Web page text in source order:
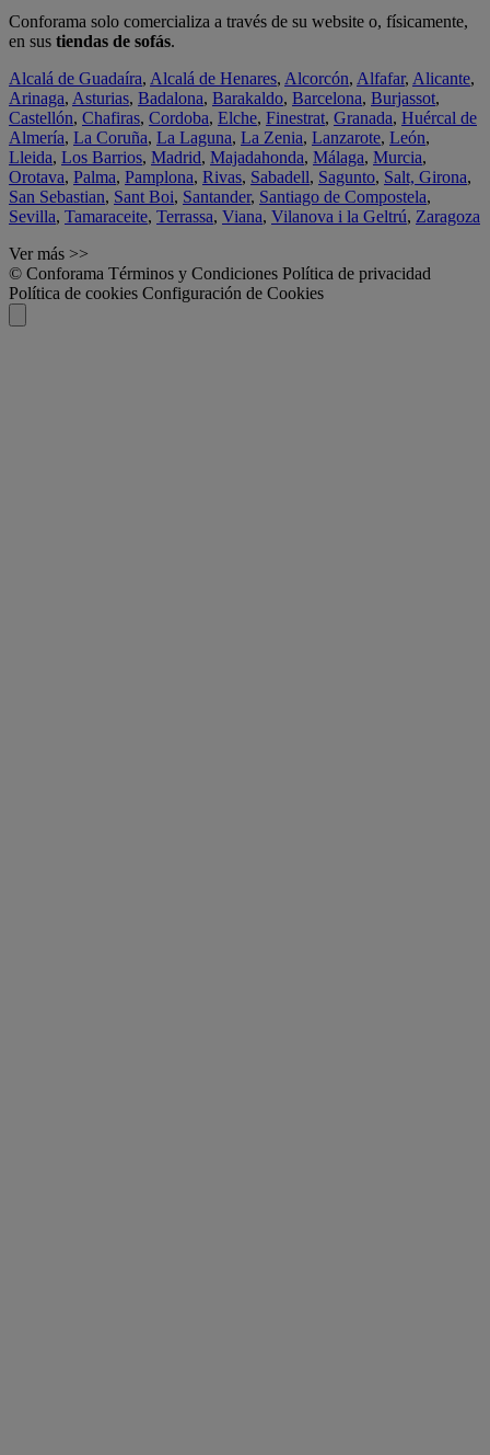
Conforama solo comercializa a través de su website o, físicamente,
en sus tiendas de sofás.
Alcalá de Guadaíra, Alcalá de Henares, Alcorcón, Alfafar, Alicante,
Arinaga, Asturias, Badalona, Barakaldo, Barcelona, Burjassot,
Castellón, Chafiras, Cordoba, Elche, Finestrat, Granada, Huércal de
Almería, La Coruña, La Laguna, La Zenia, Lanzarote, León,
Lleida, Los Barrios, Madrid, Majadahonda, Málaga, Murcia,
Orotava, Palma, Pamplona, Rivas, Sabadell, Sagunto, Salt, Girona,
San Sebastian, Sant Boi, Santander, Santiago de Compostela,
Sevilla, Tamaraceite, Terrassa, Viana, Vilanova i la Geltrú, Zaragoza
Ver más >>
© Conforama Términos y Condiciones Política de privacidad
Política de cookies Configuración de Cookies